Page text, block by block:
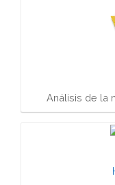
Análisis de la